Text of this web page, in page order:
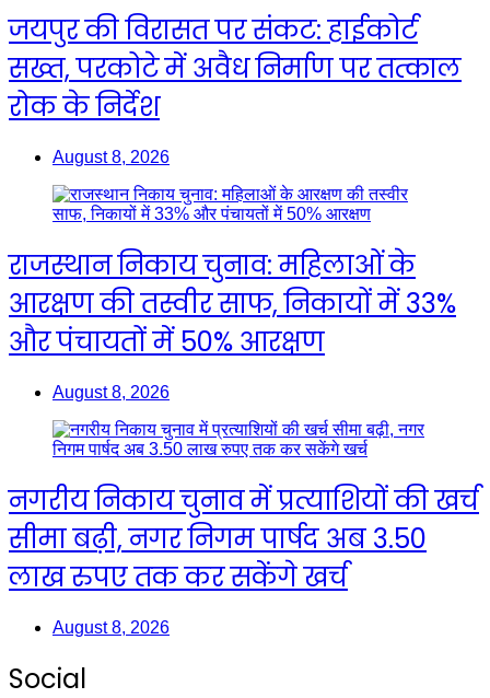
जयपुर की विरासत पर संकट: हाईकोर्ट
सख्त, परकोटे में अवैध निर्माण पर तत्काल
रोक के निर्देश
August 8, 2026
राजस्थान निकाय चुनाव: महिलाओं के
आरक्षण की तस्वीर साफ, निकायों में 33%
और पंचायतों में 50% आरक्षण
August 8, 2026
नगरीय निकाय चुनाव में प्रत्याशियों की खर्च
सीमा बढ़ी, नगर निगम पार्षद अब 3.50
लाख रुपए तक कर सकेंगे खर्च
August 8, 2026
Social